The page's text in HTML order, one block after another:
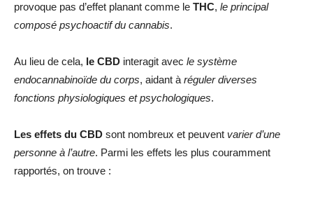
provoque pas d’effet planant comme le THC, le principal
composé psychoactif du cannabis.
Au lieu de cela, le CBD interagit avec le système
endocannabinoïde du corps, aidant à réguler diverses
fonctions physiologiques et psychologiques.
Les effets du CBD sont nombreux et peuvent varier d’une
personne à l’autre. Parmi les effets les plus couramment
rapportés, on trouve :